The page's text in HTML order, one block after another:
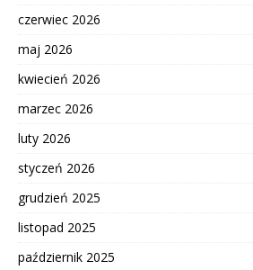
czerwiec 2026
maj 2026
kwiecień 2026
marzec 2026
luty 2026
styczeń 2026
grudzień 2025
listopad 2025
październik 2025